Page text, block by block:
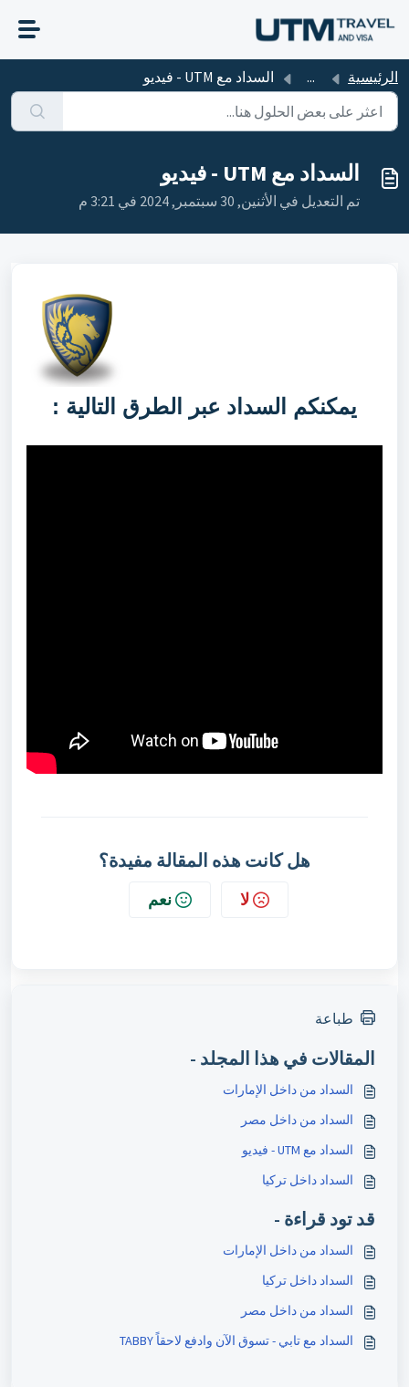
الرئيسية ... السداد مع UTM - فيديو
السداد مع UTM - فيديو
تم التعديل في الأثنين, 30 سبتمبر, 2024 في 3:21 م
يمكنكم السداد عبر الطرق التالية :
هل كانت هذه المقالة مفيدة؟
لا نعم
طباعة
المقالات في هذا المجلد -
السداد من داخل الإمارات
السداد من داخل مصر
السداد مع UTM - فيديو
السداد داخل تركيا
قد تود قراءة -
السداد من داخل الإمارات
السداد داخل تركيا
السداد من داخل مصر
السداد مع تابي - تسوق الآن وادفع لاحقاً TABBY